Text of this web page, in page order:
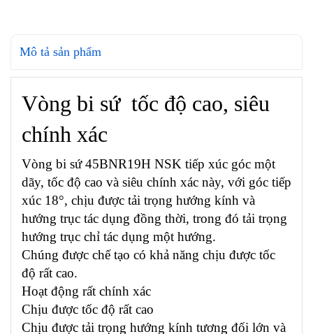
Mô tả sản phẩm
Vòng bi sứ tốc độ cao, siêu
chính xác
Vòng bi sứ 45BNR19H NSK tiếp xúc góc một
dãy, tốc độ cao và siêu chính xác này, với góc tiếp
xúc 18°, chịu được tải trọng hướng kính và
hướng trục tác dụng đồng thời, trong đó tải trọng
hướng trục chỉ tác dụng một hướng.
Chúng được chế tạo có khả năng chịu được tốc
độ rất cao.
Hoạt động rất chính xác
Chịu được tốc độ rất cao
Chịu được tải trọng hướng kính tương đối lớn và